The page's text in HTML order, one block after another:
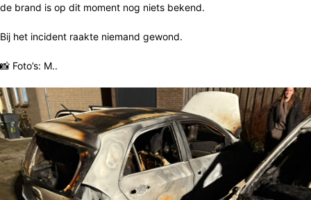
de brand is op dit moment nog niets bekend.
Bij het incident raakte niemand gewond.
📸 Foto’s: M..